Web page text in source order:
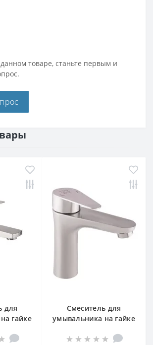
товаре, станьте первым и
для
гайке
00)
Смеситель для
умывальника на гайке